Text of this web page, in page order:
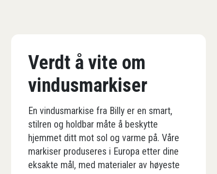
Verdt å vite om
vindusmarkiser
En vindusmarkise fra Billy er en smart,
stilren og holdbar måte å beskytte
hjemmet ditt mot sol og varme på. Våre
markiser produseres i Europa etter dine
eksakte mål, med materialer av høyeste